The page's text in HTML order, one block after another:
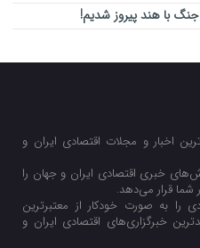
با هند پیروز شدیم!
اخبار و مجلات اقتصادی ایران و
خبری اقتصادی ایران و جهان را
شما قرار می‌‌دهد.
را به صورت خودکار از معتبرترین
خبرگزاری‌های اقتصادی ایران و